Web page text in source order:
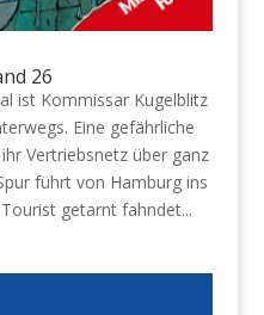
26
ist Kommissar Kugelblitz
Eine gefährliche
Vertriebsnetz über ganz
führt von Hamburg ins
getarnt fahndet...